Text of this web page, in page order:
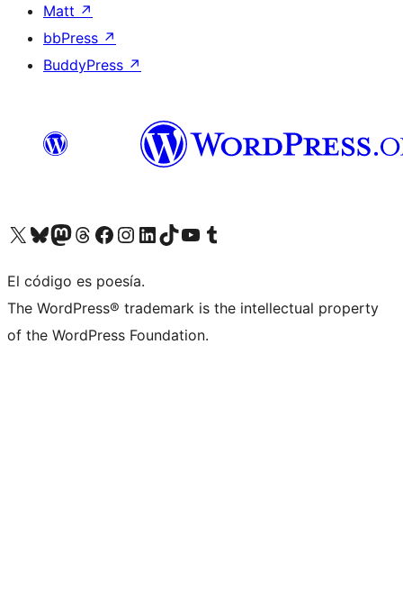
Matt ↗
bbPress ↗
BuddyPress ↗
Visit our X (formerly Twitter) account
Visit our Bluesky account
Visit our Mastodon account
Visit our Threads account
Visit our Facebook page
Visit our Instagram account
Visit our LinkedIn account
Visit our TikTok account
Visit our YouTube channel
Visit our Tumblr account
El código es poesía.
The WordPress® trademark is the intellectual property
of the WordPress Foundation.